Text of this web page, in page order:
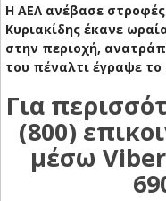
Η ΑΕΛ ανέβασε στροφές
Κυριακίδης έκανε
στην περιοχή,
του πέναλτι έγραψε το
Για
(800)
μέσω